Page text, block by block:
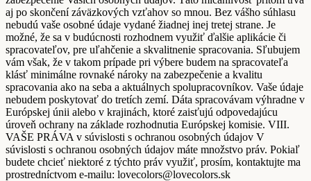
aj po skončení záväzkových vzťahov so mnou. Bez vášho súhlasu
nebudú vaše osobné údaje vydané žiadnej inej tretej strane. Je
možné, že sa v budúcnosti rozhodnem využiť ďalšie aplikácie či
spracovateľov, pre uľahčenie a skvalitnenie spracovania. Sľubujem
vám však, že v takom prípade pri výbere budem na spracovateľa
klásť minimálne rovnaké nároky na zabezpečenie a kvalitu
spracovania ako na seba a aktuálnych spolupracovníkov. Vaše údaje
nebudem poskytovať do tretích zemí. Dáta spracovávam výhradne v
Európskej únii alebo v krajinách, ktoré zaisťujú odpovedajúcu
úroveň ochrany na základe rozhodnutia Európskej komisie. VIII.
VAŠE PRÁVA v súvislosti s ochranou osobných údajov V
súvislosti s ochranou osobných údajov máte množstvo práv. Pokiaľ
budete chcieť niektoré z týchto práv využiť, prosím, kontaktujte ma
prostredníctvom e-mailu: lovecolors@lovecolors.sk